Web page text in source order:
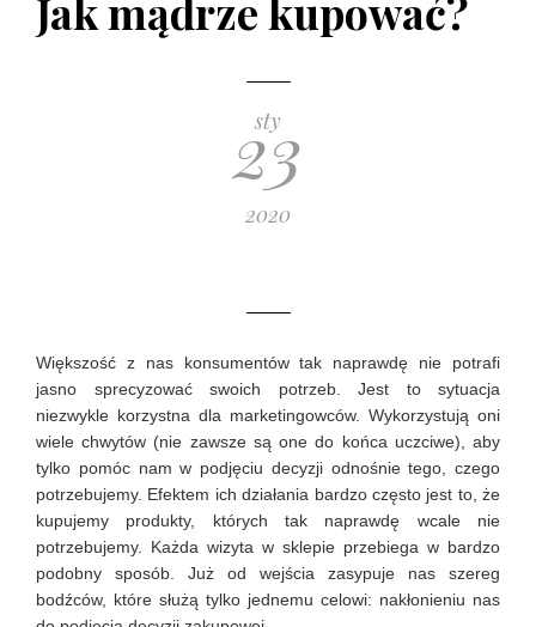
poradnik zakupowy
10 GRUDNIA 2019
Jak mądrze kupować?
sty
23
2020
Większość z nas konsumentów tak naprawdę nie potrafi
jasno sprecyzować swoich potrzeb. Jest to sytuacja
niezwykle korzystna dla marketingowców. Wykorzystują oni
wiele chwytów (nie zawsze są one do końca uczciwe), aby
tylko pomóc nam w podjęciu decyzji odnośnie tego, czego
potrzebujemy. Efektem ich działania bardzo często jest to, że
kupujemy produkty, których tak naprawdę wcale nie
potrzebujemy. Każda wizyta w sklepie przebiega w bardzo
podobny sposób. Już od wejścia zasypuje nas szereg
bodźców, które służą tylko jednemu celowi: nakłonieniu nas